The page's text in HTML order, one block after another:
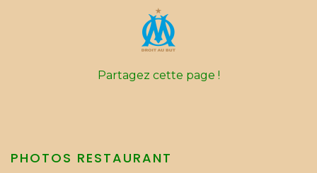
Partagez cette page !
PHOTOS RESTAURANT